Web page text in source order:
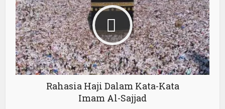
Rahasia Haji Dalam Kata-Kata
Imam Al-Sajjad